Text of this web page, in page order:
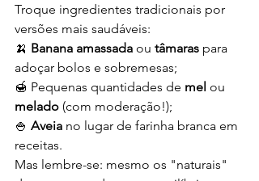
Troque ingredientes tradicionais por
versões mais saudáveis:
🍌 Banana amassada ou tâmaras para
adoçar bolos e sobremesas;
🍯 Pequenas quantidades de mel ou
melado (com moderação!);
🍚 Aveia no lugar de farinha branca em
receitas.
Mas lembre-se: mesmo os "naturais"